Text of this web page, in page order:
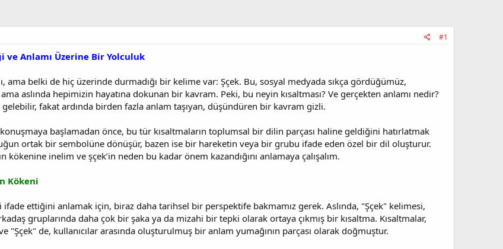
#1
ve Anlamı Üzerine Bir Yolculuk
ama belki de hiç üzerinde durmadığı bir kelime var: Şçek. Bu, sosyal medyada sıkça gördüğümüz,
aslında hepimizin hayatına dokunan bir kavram. Peki, bu neyin kısaltması? Ve gerçekten anlamı nedir?
fakat ardında birden fazla anlam taşıyan, düşündüren bir kavram gizli.
başlamadan önce, bu tür kısaltmaların toplumsal bir dilin parçası haline geldiğini hatırlatmak
ortak bir sembolüne dönüşür, bazen ise bir hareketin veya bir grubu ifade eden özel bir dil oluşturur.
inelim ve şçek’in neden bu kadar önem kazandığını anlamaya çalışalım.
Kökeni
ifade ettiğini anlamak için, biraz daha tarihsel bir perspektife bakmamız gerek. Aslında, "Şçek" kelimesi,
gruplarında daha çok bir şaka ya da mizahi bir tepki olarak ortaya çıkmış bir kısaltma. Kısaltmalar,
"Şçek" de, kullanıcılar arasında oluşturulmuş bir anlam yumağının parçası olarak doğmuştur.